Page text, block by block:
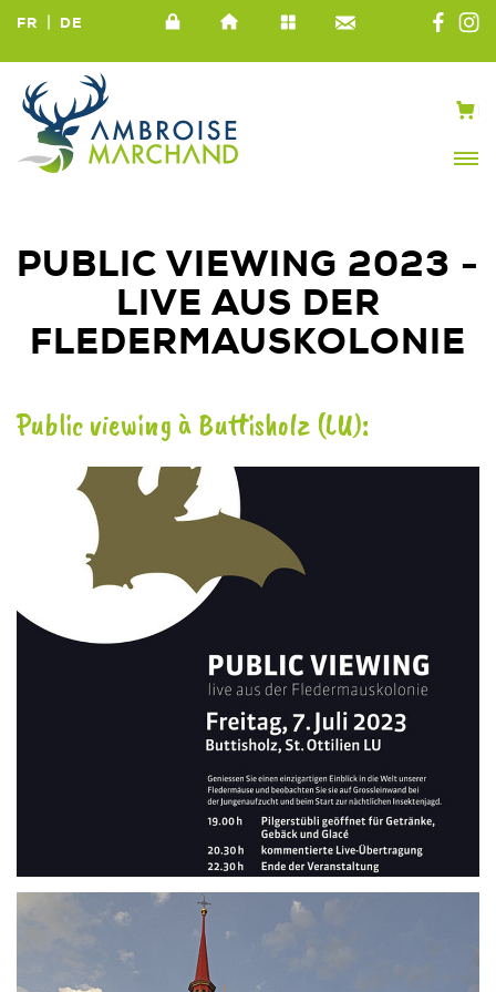
FR | DE
PUBLIC VIEWING 2023 -
LIVE AUS DER
FLEDERMAUSKOLONIE
Public viewing à Buttisholz (LU):